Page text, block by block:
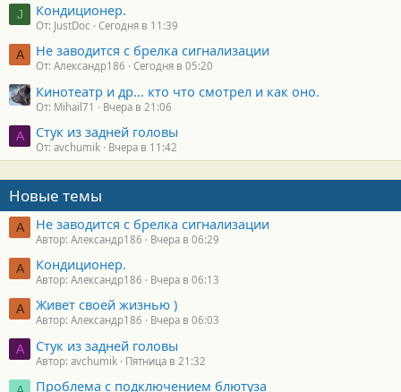
J Кондиционер.
От: JustDoc Сегодня в 11:39
А Не заводится с брелка сигнализации
От: Александр186 Сегодня в 05:20
Кинотеатр и др... кто что смотрел и как оно.
От: Mihail71 Вчера в 21:06
A Стук из задней головы
От: avchumik Вчера в 11:42
Новые темы
А Не заводится с брелка сигнализации
Автор: Александр186 Вчера в 06:29
А Кондиционер.
Автор: Александр186 Вчера в 06:13
А Живет своей жизнью )
Автор: Александр186 Вчера в 06:03
A Стук из задней головы
Автор: avchumik Пятница в 21:32
Проблема с подключением блютуза